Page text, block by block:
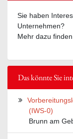
Sie haben
Unternehmen?
Mehr dazu
Das könnte Sie
(IWS-0)
Brunn am